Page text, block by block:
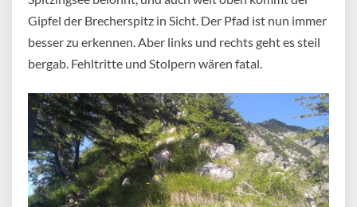
Gipfel der Brecherspitz in Sicht. Der Pfad ist nun immer
besser zu erkennen. Aber links und rechts geht es steil
bergab. Fehltritte und Stolpern wären fatal.